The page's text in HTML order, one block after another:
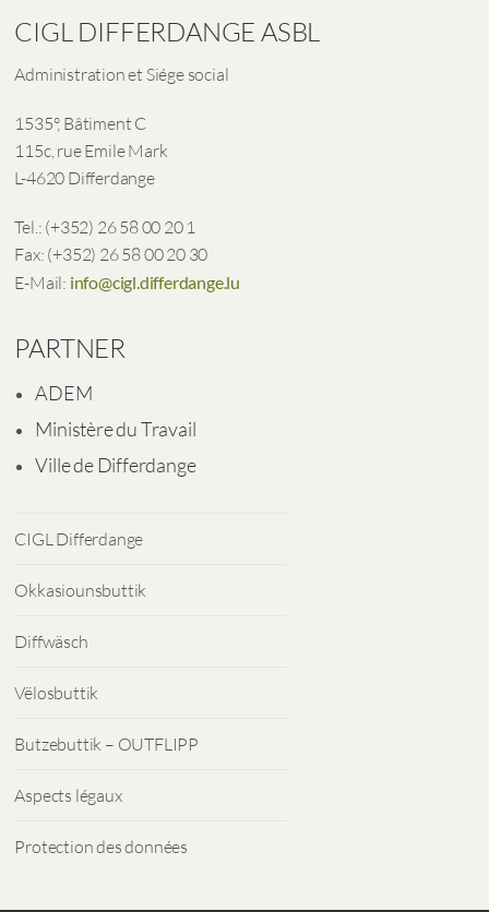
CIGL DIFFERDANGE ASBL
Administration et Siége social
1535°, Bâtiment C
115c, rue Emile Mark
L-4620 Differdange
Tel.: (+352) 26 58 00 20 1
Fax: (+352) 26 58 00 20 30
E-Mail: info@cigl.differdange.lu
PARTNER
ADEM
Ministère du Travail
Ville de Differdange
CIGL Differdange
Okkasiounsbuttik
Diffwäsch
Vëlosbuttik
Butzebuttik – OUTFLIPP
Aspects légaux
Protection des données